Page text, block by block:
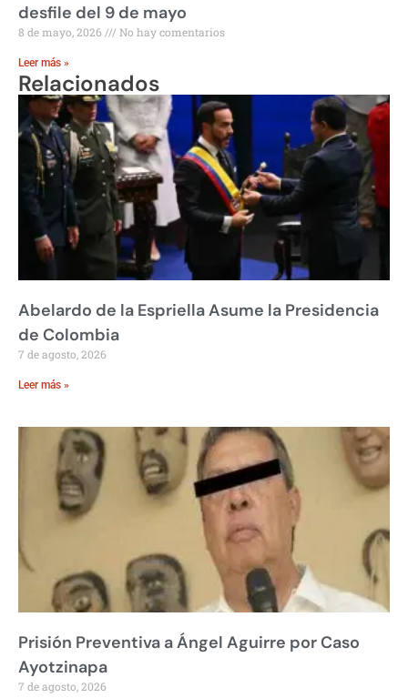
desfile del 9 de mayo
8 de mayo, 2026 No hay comentarios
Leer más »
Relacionados
Abelardo de la Espriella Asume la Presidencia
de Colombia
7 de agosto, 2026
Leer más »
Prisión Preventiva a Ángel Aguirre por Caso
Ayotzinapa
7 de agosto, 2026